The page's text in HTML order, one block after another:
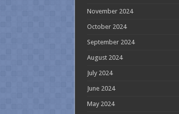
November 2024
October 2024
September 2024
August 2024
July 2024
June 2024
May 2024